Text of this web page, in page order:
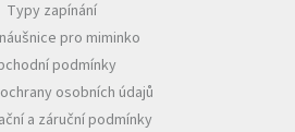
Typy zapínání
pro miminko
podmínky
osobních údajů
a záruční podmínky